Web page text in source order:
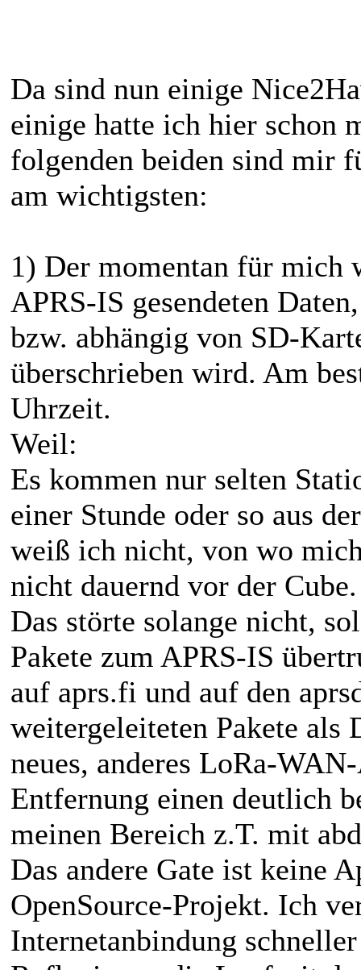
Da sind nun einige
einige hatte ich hier schon
folgenden beiden sind mir
am wichtigsten:
1) Der momentan für mich
APRS-IS gesendeten
bzw. abhängig von SD-
überschrieben wird. Am
Uhrzeit.
Weil:
Es kommen nur selten
einer Stunde oder so aus
weiß ich nicht, von wo
nicht dauernd vor der Cube.
Das störte solange nicht,
Pakete zum APRS-IS
auf aprs.fi und auf den
weitergeleiteten Pakete als
neues, anderes LoRa-
Entfernung einen deutlich
meinen Bereich z.T. mit
Das andere Gate ist keine
OpenSource-Projekt. Ich
Internetanbindung